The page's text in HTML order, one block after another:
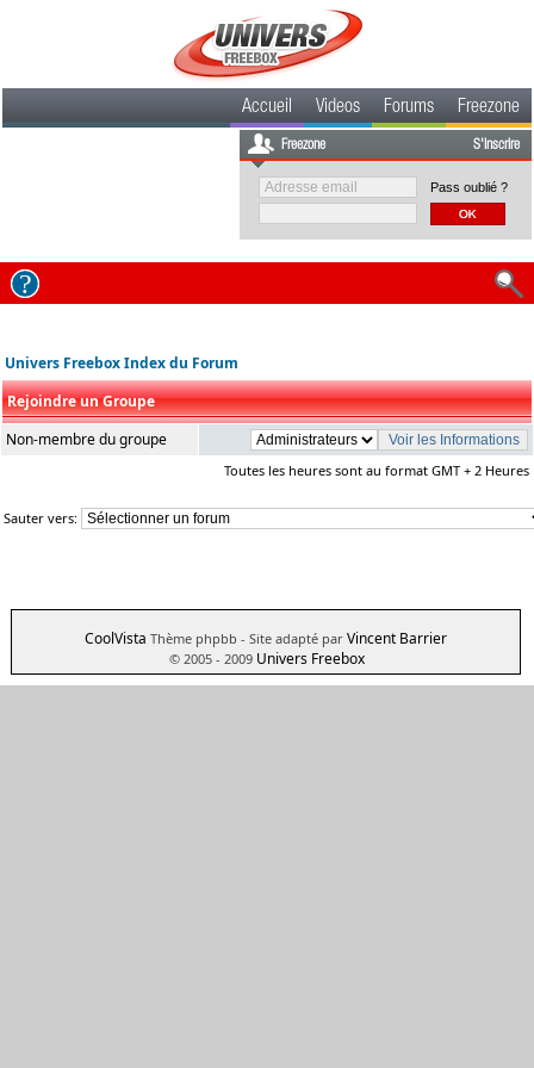
Accueil Videos Forums Freezone
Freezone S'inscrire
Pass oublié ?
Univers Freebox Index du Forum
Rejoindre un Groupe
Non-membre du groupe
Toutes les heures sont au format GMT + 2 Heures
Sauter vers:
CoolVista Thème phpbb - Site adapté par Vincent Barrier
© 2005 - 2009 Univers Freebox